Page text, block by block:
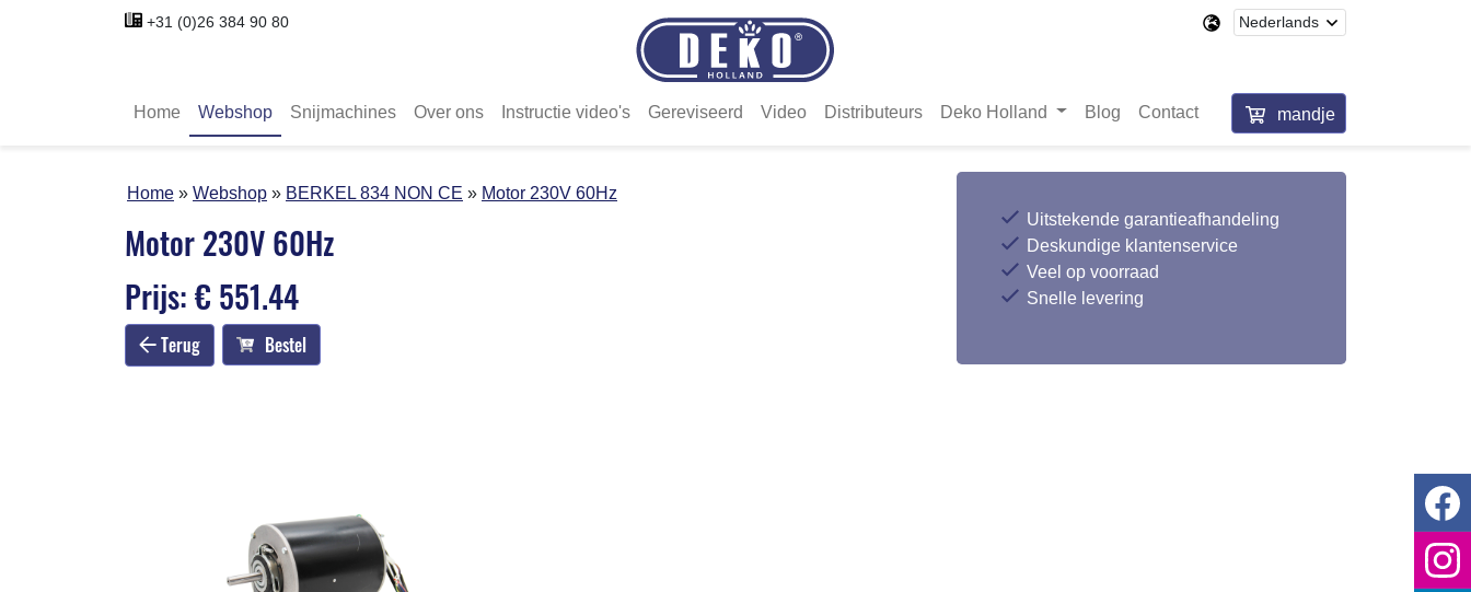
+31 (0)26 384 90 80
Home Webshop Snijmachines Over ons Instructie video's Gereviseerd Video Distributeurs Deko Holland Blog Contact mandje
Home Webshop BERKEL 834 NON CE Motor 230V 60Hz
Motor 230V 60Hz
Prijs: € 551.44
Terug Bestel
Uitstekende garantieafhandeling
Deskundige klantenservice
Veel op voorraad
Snelle levering